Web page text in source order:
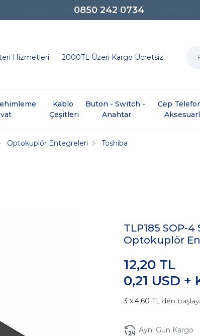
0850 242 0734
Hizmetleri 2000TL Üzeri Kargo Ücretsiz
Kablo
Çeşitleri
Buton - Switch -
Anahtar
Cep
Optokuplör Entegreleri Toshiba
TLP185 SOP-4
Optokuplör
0,21 USD +
12,20 TL
4,60 TL'den
Aynı Gün Kargo